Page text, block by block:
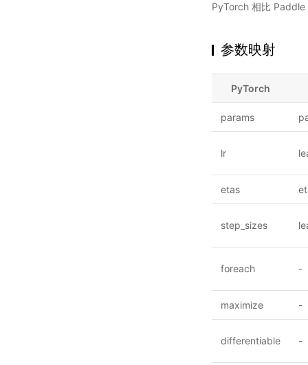
PyTorch 相比 Paddle
参数映射
PyTorch
params
lr
etas
step_sizes
foreach -
maximize -
differentiable -